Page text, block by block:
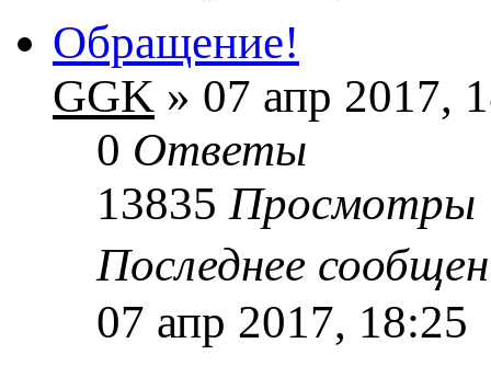
Обращение!
GGK » 07 апр 2017,
0 Ответы
13835Просмотры
Последнее
07 апр 2017, 18:25